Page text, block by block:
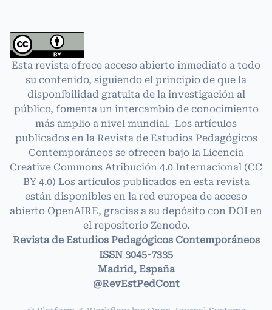
Esta revista ofrece acceso abierto inmediato a todo
su contenido, siguiendo el principio de que la
disponibilidad gratuita de la investigación al
público, fomenta un intercambio de conocimiento
más amplio a nivel mundial. Los artículos
publicados en la Revista de Estudios Pedagógicos
Contemporáneos se ofrecen bajo la Licencia
Creative Commons Atribución 4.0 Internacional (CC
BY 4.0) Los artículos publicados en esta revista
están disponibles en la red europea de acceso
abierto OpenAIRE, gracias a su depósito con DOI en
el repositorio Zenodo.
Revista de Estudios Pedagógicos Contemporáneos
ISSN 3045-7335
Madrid, España
@RevEstPedCont